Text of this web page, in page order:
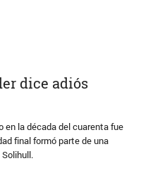
dice adiós
en la década del cuarenta fue
final formó parte de una